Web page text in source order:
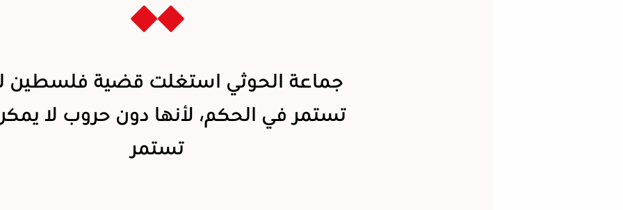
جماعة الحوثي استغلت قضية فلسطين
تستمر في الحكم، لأنها دون حروب لا
تستمر